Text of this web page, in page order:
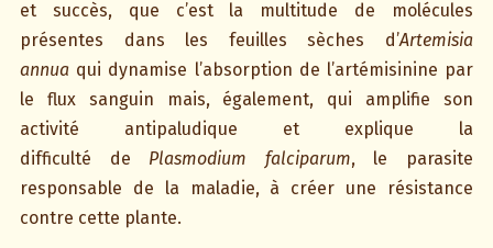
et succès, que c’est la multitude de molécules
présentes dans les feuilles sèches d’Artemisia
annuaqui dynamise l’absorption de l’artémisinine par
le flux sanguin mais, également, qui amplifie son
activité antipaludique et explique la
difficulté de Plasmodium falciparum, le parasite
responsable de la maladie, à créer une résistance
contre cette plante.